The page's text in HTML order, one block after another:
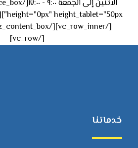
[/vc_row]
خدماتنا